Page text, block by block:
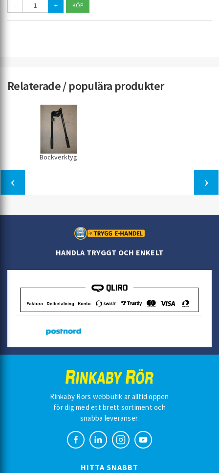
- +
Relaterade / populära produkter
Bockverktyg
HANDLA TRYGGT OCH ENKELT
Rinkaby Rörs webbutik är alltid öppen
för dig med ett brett sortiment och
snabba leveranser.
HITTA SNABBT